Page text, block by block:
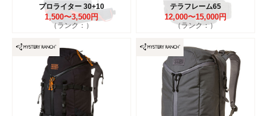
プロライター 30+10
1,500〜3,500円
（ランク：）
テラフレーム65
12,000〜15,000円
（ランク：）